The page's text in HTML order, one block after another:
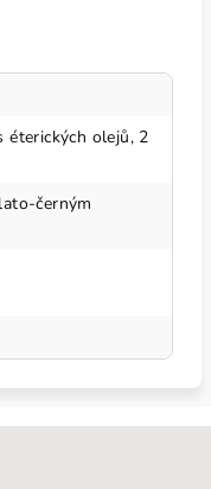
éterických olejů, 2
černým